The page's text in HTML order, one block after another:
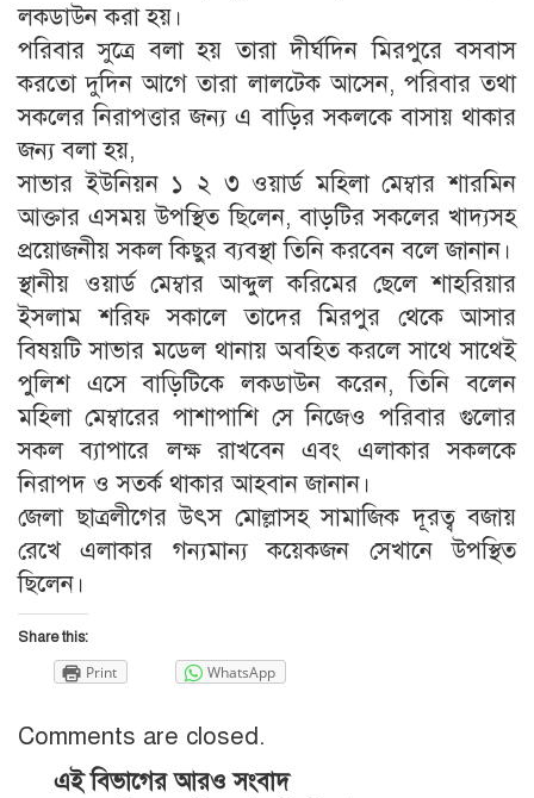
লকডাউন করা হয়।
পরিবার সুত্রে বলা হয় তারা দীর্ঘদিন মিরপুরে বসবাস
করতো দুদিন আগে তারা লালটেক আসেন, পরিবার তথা
সকলের নিরাপত্তার জন্য এ বাড়ির সকলকে বাসায় থাকার
জন্য বলা হয়,
সাভার ইউনিয়ন ১ ২ ৩ ওয়ার্ড মহিলা মেম্বার শারমিন
আক্তার এসময় উপস্থিত ছিলেন, বাড়টির সকলের খাদ্যসহ
প্রয়োজনীয় সকল কিছুর ব্যবস্থা তিনি করবেন বলে জানান।
স্থানীয় ওয়ার্ড মেম্বার আব্দুল করিমের ছেলে শাহরিয়ার
ইসলাম শরিফ সকালে তাদের মিরপুর থেকে আসার
বিষয়টি সাভার মডেল থানায় অবহিত করলে সাথে সাথেই
পুলিশ এসে বাড়িটিকে লকডাউন করেন, তিনি বলেন
মহিলা মেম্বারের পাশাপাশি সে নিজেও পরিবার গুলোর
সকল ব্যাপারে লক্ষ রাখবেন এবং এলাকার সকলকে
নিরাপদ ও সতর্ক থাকার আহবান জানান।
জেলা ছাত্রলীগের উৎস মোল্লাসহ সামাজিক দূরত্ব বজায়
রেখে এলাকার গন্যমান্য কয়েকজন সেখানে উপস্থিত
ছিলেন।
Share this:
Print WhatsApp
Comments are closed.
এই বিভাগের আরও সংবাদ